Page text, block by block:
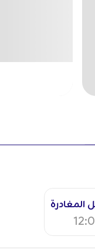
المغادرة